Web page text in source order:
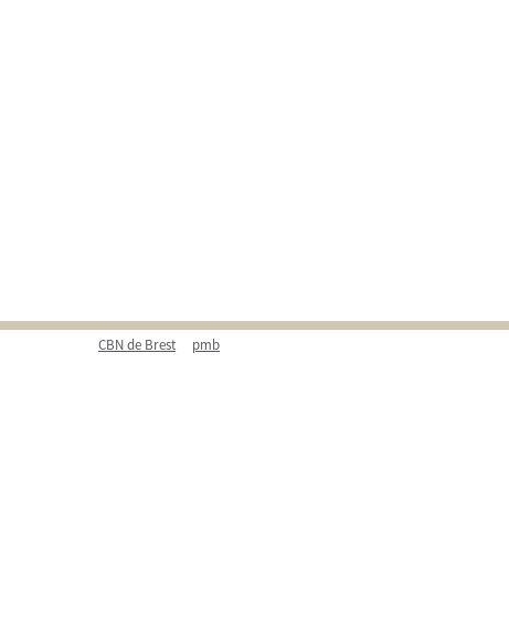
CBN de Brest pmb